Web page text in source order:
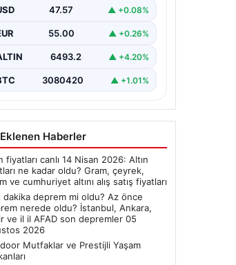
İzmir ve il il AFAD
depremler 05
"title": "05 Ağustos 2026 Güncel
"content":
47.57 ▲ +0.08%
55.00 ▲ +0.26%
6493.2 ▲ +4.20%
3080420 ▲ +1.01%
Haberler
fiyatları canlı 14 Nisan 2026: Altın
ne kadar oldu? Gram, çeyrek,
ve cumhuriyet altını alış satış fiyatları
dakika deprem mi oldu? Az önce
nerede oldu? İstanbul, Ankara,
ve il il AFAD son depremler 05
2026
Mutfaklar ve Prestijli Yaşam